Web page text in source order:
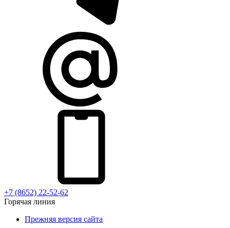
+7 (8652) 22-52-62
Горячая линия
Прежняя версия сайта